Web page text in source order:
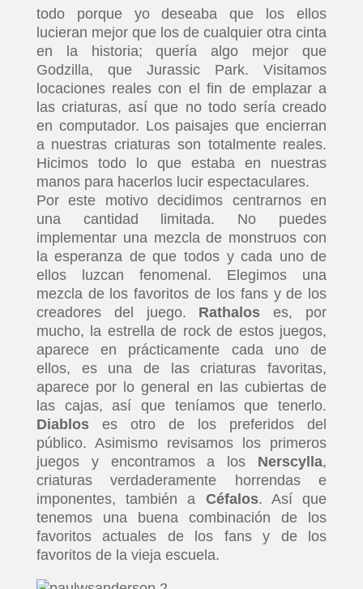
todo porque yo deseaba que los ellos
lucieran mejor que los de cualquier otra cinta
en la historia; quería algo mejor que
Godzilla, que Jurassic Park. Visitamos
locaciones reales con el fin de emplazar a
las criaturas, así que no todo sería creado
en computador. Los paisajes que encierran
a nuestras criaturas son totalmente reales.
Hicimos todo lo que estaba en nuestras
manos para hacerlos lucir espectaculares.
Por este motivo decidimos centrarnos en
una cantidad limitada. No puedes
implementar una mezcla de monstruos con
la esperanza de que todos y cada uno de
ellos luzcan fenomenal. Elegimos una
mezcla de los favoritos de los fans y de los
creadores del juego. Rathalos es, por
mucho, la estrella de rock de estos juegos,
aparece en prácticamente cada uno de
ellos, es una de las criaturas favoritas,
aparece por lo general en las cubiertas de
las cajas, así que teníamos que tenerlo.
Diabloses otro de los preferidos del
público. Asimismo revisamos los primeros
juegos y encontramos a los Nerscylla,
criaturas verdaderamente horrendas e
imponentes, también a Céfalos. Así que
tenemos una buena combinación de los
favoritos actuales de los fans y de los
favoritos de la vieja escuela.